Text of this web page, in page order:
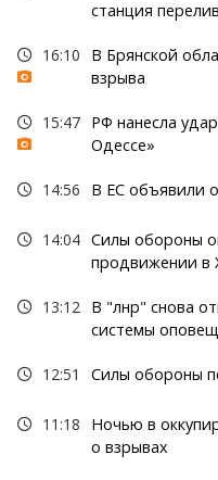
станция
16:10
В Брянской
взрыва
15:47 РФ нанесла
Одессе»
14:56 В ЕС объявили
14:04 Силы обороны
продвижении в
13:12 В "лнр" снова
системы
12:51 Силы обороны
11:18
Ночью в
о взрывах